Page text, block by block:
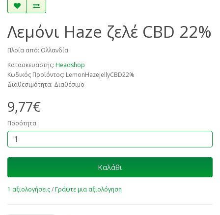
Λεμόνι Haze ζελέ CBD 22%
Πλοία από: Ολλανδία
Κατασκευαστής: Headshop
Κωδικός Προϊόντος: LemonHazejellyCBD22%
Διαθεσιμότητα: Διαθέσιμο
9,77€
Ποσότητα
Καλάθι
1 αξιολογήσεις/Γράψτε μια αξιολόγηση